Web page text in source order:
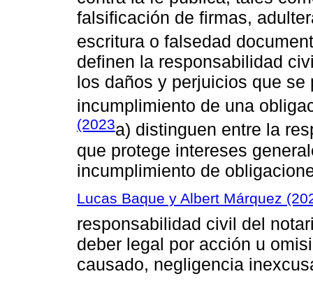
falsificación de firmas,
escritura o falsedad
definen la responsabilidad
los daños y perjuicios que
incumplimiento de una
(2023a) distinguen entre la
que protege intereses
incumplimiento de
Lucas Baque y Albert Márquez
responsabilidad civil del
deber legal por acción u
causado, negligencia